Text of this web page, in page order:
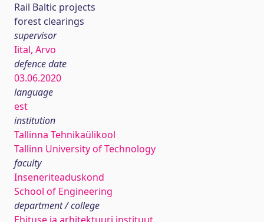
Rail Baltic projects
forest clearings
supervisor
Iital, Arvo
defence date
03.06.2020
language
est
institution
Tallinna Tehnikaülikool
Tallinn University of Technology
faculty
Inseneriteaduskond
School of Engineering
department / college